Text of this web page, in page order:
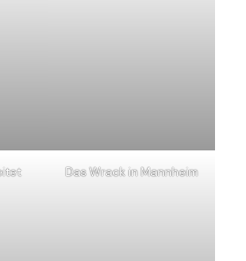
Das Wrack in Mannheim